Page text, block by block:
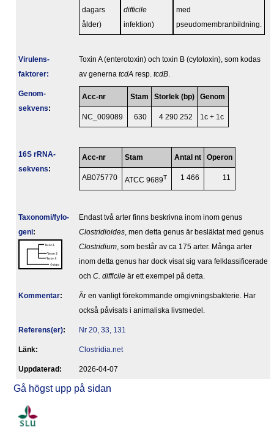
dagars
ålder)
difficile
infektion)
med
pseudomembranbildning.
Virulens­
faktorer:
Toxin A (enterotoxin) och toxin B (cytotoxin), som kodas
av generna tcdA resp. tcdB
Genom­
sekvens:
Acc-nr Stam Storlek (bp) Genom
NC_009089 630 4 290 252 1c + 1c
16S rRNA-
sekvens:
Acc-nr Stam Antal nt Operon
AB075770 ATCC 9689T 1 466 11
Taxonomi/fylo­
geni:
Endast två arter finns beskrivna inom inom genus
Clostridioides , men detta genus är besläktat med genus
Clostridium , som består av ca 175 arter. Många arter
inom detta genus har dock visat sig vara felklassificerade
och C. difficile är ett exempel på detta.
Kommentar:
Är en vanligt förekommande omgivningsbakterie. Har
också påvisats i animaliska livsmedel.
Referens(er): Nr 20, 33, 131
Länk: Clostridia.net
Upp­da­te­rad: 2026-04-07
Gå högst upp på sidan